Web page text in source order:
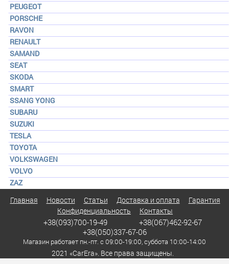
PEUGEOT
PORSCHE
RAVON
RENAULT
SAMAND
SEAT
SKODA
SMART
SSANG YONG
SUBARU
SUZUKI
TESLA
TOYOTA
VOLKSWAGEN
VOLVO
ZAZ
Главная Новости Статьи Доставка и оплата
Гарантия
Конфиденциальность
Контакты
+38(093)700-19-49
+38(067)462-92-67
+38(050)337-67-06
Магазин работает пн.-пт. с 09:00-19:00, суббота 10:00-14:00
2021 «CarEra». Все права защищены.